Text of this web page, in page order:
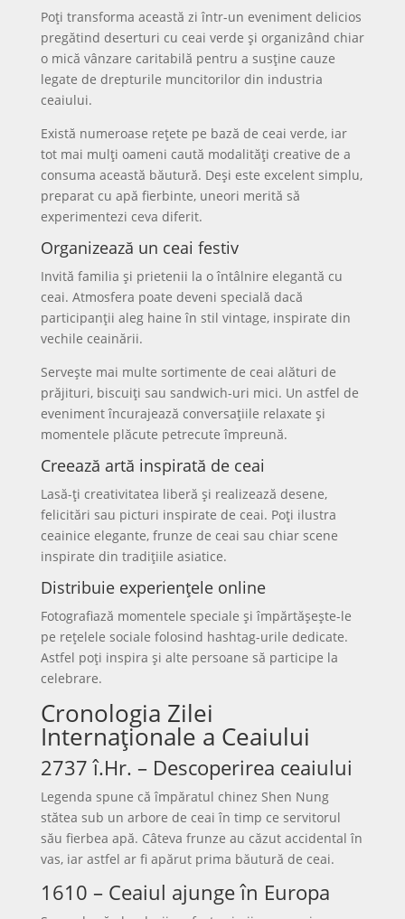
Poți transforma această zi într-un eveniment delicios
pregătind deserturi cu ceai verde și organizând chiar
o mică vânzare caritabilă pentru a susține cauze
legate de drepturile muncitorilor din industria
ceaiului.
Există numeroase rețete pe bază de ceai verde, iar
tot mai mulți oameni caută modalități creative de a
consuma această băutură. Deși este excelent simplu,
preparat cu apă fierbinte, uneori merită să
experimentezi ceva diferit.
Organizează un ceai festiv
Invită familia și prietenii la o întâlnire elegantă cu
ceai. Atmosfera poate deveni specială dacă
participanții aleg haine în stil vintage, inspirate din
vechile ceainării.
Servește mai multe sortimente de ceai alături de
prăjituri, biscuiți sau sandwich-uri mici. Un astfel de
eveniment încurajează conversațiile relaxate și
momentele plăcute petrecute împreună.
Creează artă inspirată de ceai
Lasă-ți creativitatea liberă și realizează desene,
felicitări sau picturi inspirate de ceai. Poți ilustra
ceainice elegante, frunze de ceai sau chiar scene
inspirate din tradițiile asiatice.
Distribuie experiențele online
Fotografiază momentele speciale și împărtășește-le
pe rețelele sociale folosind hashtag-urile dedicate.
Astfel poți inspira și alte persoane să participe la
celebrare.
Cronologia Zilei
Internaționale a Ceaiului
2737 î.Hr. – Descoperirea ceaiului
Legenda spune că împăratul chinez Shen Nung
stătea sub un arbore de ceai în timp ce servitorul
său fierbea apă. Câteva frunze au căzut accidental în
vas, iar astfel ar fi apărut prima băutură de ceai.
1610 – Ceaiul ajunge în Europa